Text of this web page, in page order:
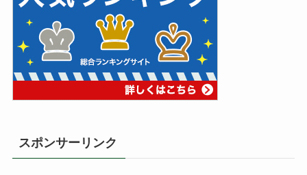
スポンサーリンク